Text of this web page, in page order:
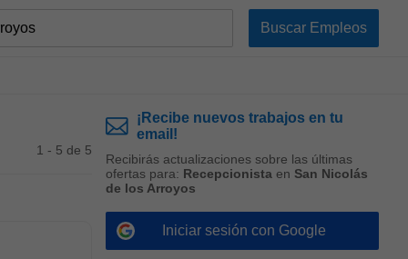
1 - 5 de 5
¡Recibe nuevos trabajos en tu
email!
Recibirás actualizaciones sobre las últimas
ofertas para: Recepcionista en San Nicolás
de los Arroyos
Iniciar sesión con Google